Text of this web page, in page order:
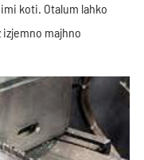
koti. Otalum lahko
majhno